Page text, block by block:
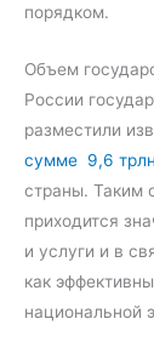
порядком.
Объем
России
разместили
сумме 9,6
страны. Таким
приходится
и услуги и в
как
национальной